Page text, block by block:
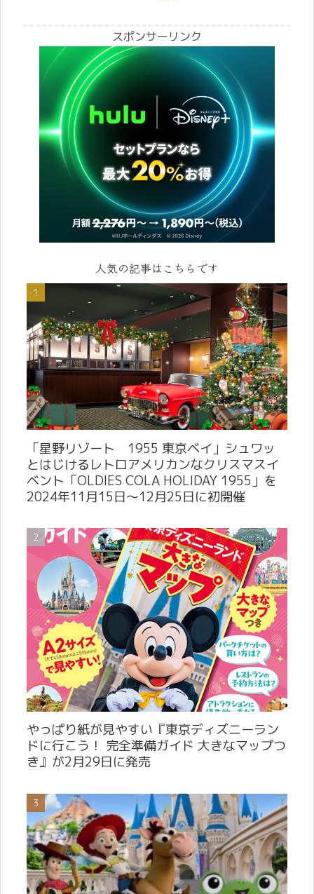
スポンサーリンク
人気の記事はこちらです
「星野リゾート 1955 東京ベイ」シュワッ
とはじけるレトロアメリカンなクリスマスイ
ベント「OLDIES COLA HOLIDAY 1955」を
2024年11月15日～12月25日に初開催
やっぱり紙が見やすい『東京ディズニーラン
ドに行こう！ 完全準備ガイド 大きなマップつ
き』が2月29日に発売